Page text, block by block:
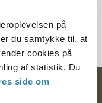
på
du samtykke til, at
cookies på
af statistik. Du
side om